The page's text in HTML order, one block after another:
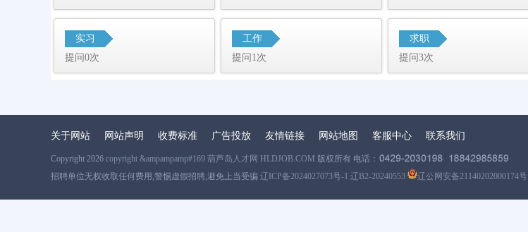
实习
提问0次
工作
提问1次
求职
提问3次
关于网站 网站声明 收费标准 广告投放 友情链接 网站地图 客服中心 联系我们
Copyright 2026 copyright &ampampamp#169 葫芦岛人才网 HLDJOB.COM 版权所有 电话：
招聘单位无权收取任何费用,警惕虚假招聘,避免上当受骗 辽ICP备2024027073号-1 辽B2-20240553 辽公网安备21140202000174号